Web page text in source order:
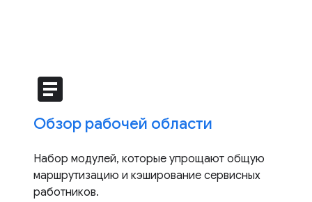
article
Обзор рабочей области
Набор модулей, которые упрощают общую
маршрутизацию и кэширование сервисных
работников.